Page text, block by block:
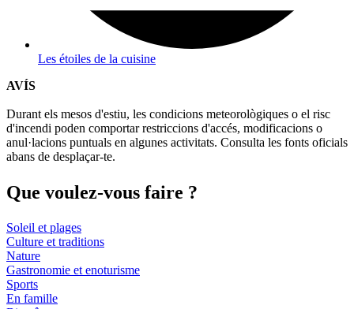
Les étoiles de la cuisine
AVÍS
Durant els mesos d'estiu, les condicions meteorològiques o el risc
d'incendi poden comportar restriccions d'accés, modificacions o
anul·lacions puntuals en algunes activitats. Consulta les fonts oficials
abans de desplaçar-te.
Que voulez-vous faire ?
Soleil et plages
Culture et traditions
Nature
Gastronomie et enoturisme
Sports
En famille